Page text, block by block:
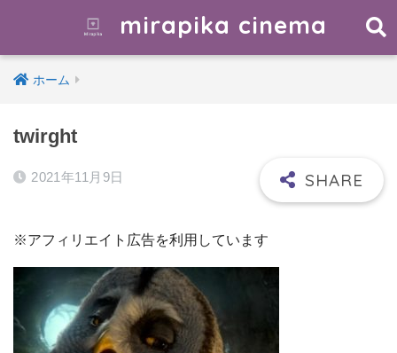
mirapika cinema
ホーム
twirght
2021年11月9日
※アフィリエイト広告を利用しています